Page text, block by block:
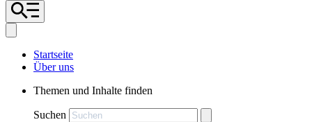
Startseite
Über uns
Themen und Inhalte finden
Suchen